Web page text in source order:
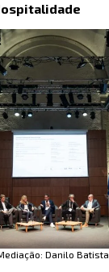
Danilo Batista